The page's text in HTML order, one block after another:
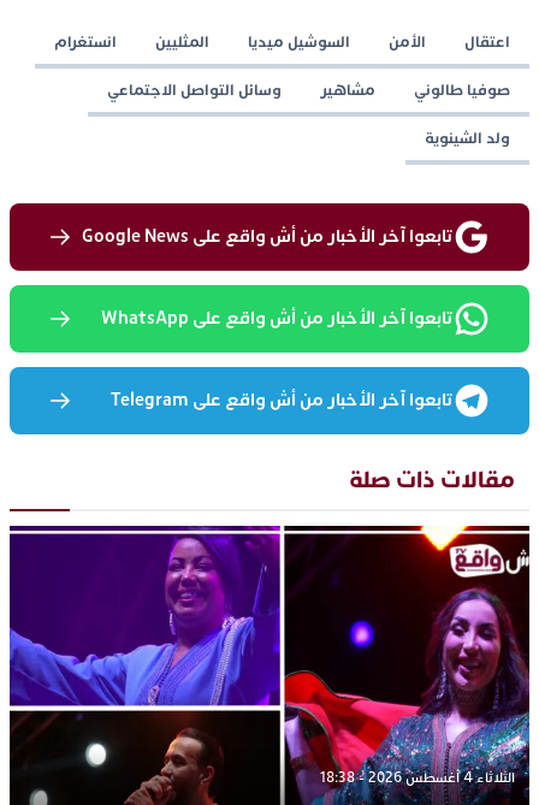
اعتقال الأمن السوشيل ميديا المثليين انستغرام
صوفيا طالوني مشاهير وسائل التواصل الاجتماعي
ولد الشينوية
تابعوا آخر الأخبار من أش واقع على Google News
تابعوا آخر الأخبار من أش واقع على WhatsApp
تابعوا آخر الأخبار من أش واقع على Telegram
مقالات ذات صلة
الثلاثاء 4 أغسطس 2026 - 18:38